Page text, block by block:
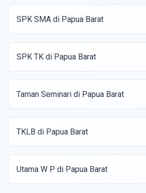
SPK SMA di Papua Barat
SPK TK di Papua Barat
Taman Seminari di Papua Barat
TKLB di Papua Barat
Utama W P di Papua Barat